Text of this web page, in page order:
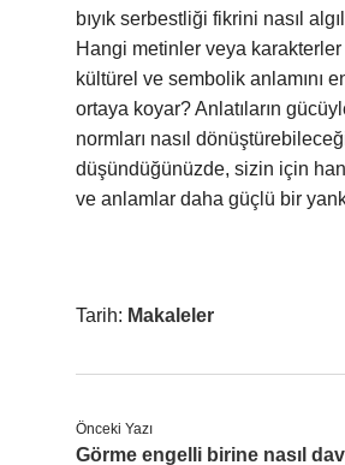
bıyık serbestliği fikrini nasıl
Hangi metinler veya karakterler
kültürel ve sembolik anlamını
ortaya koyar? Anlatıların
normları nasıl
düşündüğünüzde, sizin için
ve anlamlar daha güçlü bir
Tarih: Makaleler
Önceki Yazı
Görme engelli birine nasıl